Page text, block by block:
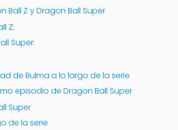
Ball Z y Dragon Ball Super
Z:
Super:
de Bulma a lo largo de la serie
episodio de Dragon Ball Super
Super
de la serie